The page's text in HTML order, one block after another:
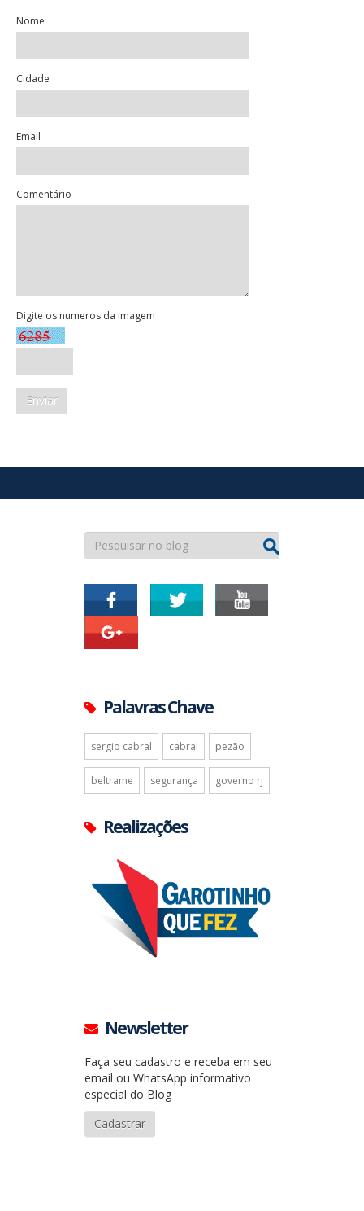
Nome
Cidade
Email
Comentário
Digite os numeros da imagem
Palavras Chave
sergio cabral cabral pezão
beltrame segurança governo rj
Realizações
Newsletter
Faça seu cadastro e receba em seu
email ou WhatsApp informativo
especial do Blog